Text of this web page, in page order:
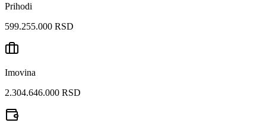
Prihodi
599.255.000 RSD
Imovina
2.304.646.000 RSD